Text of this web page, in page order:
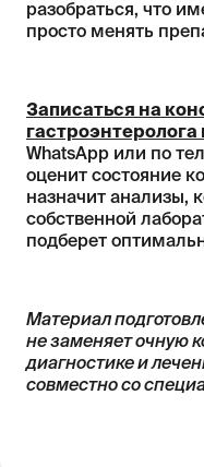
разобраться, что
просто менять
Записаться на
гастроэнтеролога
WhatsApp или по
оценит состояние
назначит анализы,
собственной
подберет
Материал
не заменяет очную
диагностике и
совместно со